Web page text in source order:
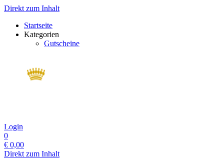
Direkt zum Inhalt
Startseite
Kategorien
Gutscheine
Login
0
€ 0,00
Direkt zum Inhalt